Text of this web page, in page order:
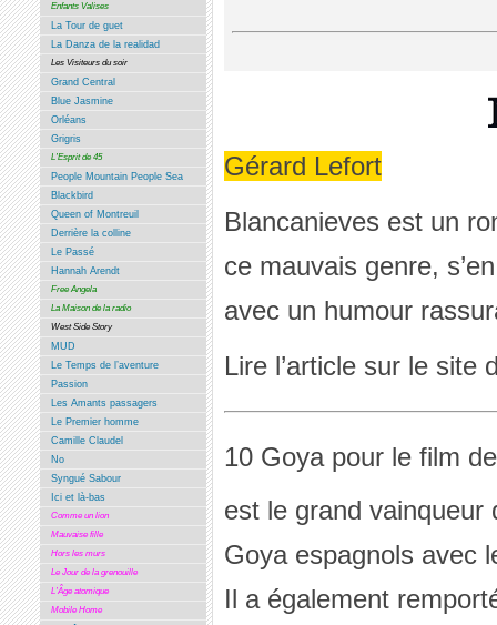
Gérard Lefort
Blancanieves est un
ce mauvais genre,
avec un humour
Lire l’article sur le site
10 Goya pour le film
est le grand vainqueur
Goya espagnols avec
Il a également
Enfants Valises
La Tour de guet
La Danza de la realidad
Les Visiteurs du soir
Grand Central
Blue Jasmine
Orléans
Grigris
L’Esprit de 45
People Mountain People Sea
Blackbird
Queen of Montreuil
Derrière la colline
Le Passé
Hannah Arendt
Free Angela
La Maison de la radio
West Side Story
MUD
Le Temps de l’aventure
Passion
Les Amants passagers
Le Premier homme
Camille Claudel
No
Syngué Sabour
Ici et là-bas
Comme un lion
Mauvaise fille
Hors les murs
Le Jour de la grenouille
L’Âge atomique
Mobile Home